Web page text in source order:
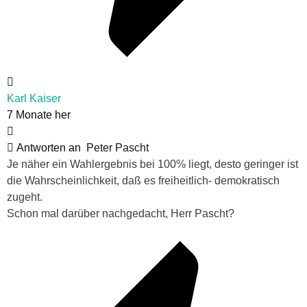
Karl Kaiser
7 Monate her
Antworten an
Peter Pascht
Je näher ein Wahlergebnis bei 100% liegt, desto geringer ist
die Wahrscheinlichkeit, daß es freiheitlich- demokratisch
zugeht.
Schon mal darüber nachgedacht, Herr Pascht?